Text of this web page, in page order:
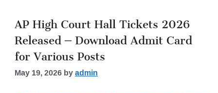
AP High Court Hall Tickets 2026
Released – Download Admit Card
for Various Posts
May 19, 2026byadmin